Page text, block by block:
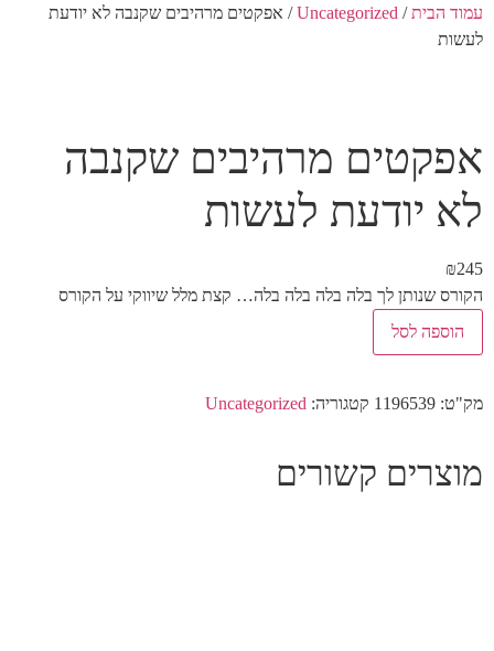
עמוד הבית/
Uncategorized/ אפקטים מרהיבים שקנבה לא יודעת
לעשות
אפקטים מרהיבים שקנבה
לא יודעת לעשות
₪245
הקורס שנותן לך בלה בלה בלה בלה… קצת מלל שיווקי על הקורס
הוספה לסל
מק"ט: 1196539 קטגוריה: Uncategorized
מוצרים קשורים